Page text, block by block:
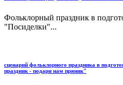
Фольклорный праздник в
"Посиделки"...
сценарий фольклорного праздника в
праздник - подари нам пряник"